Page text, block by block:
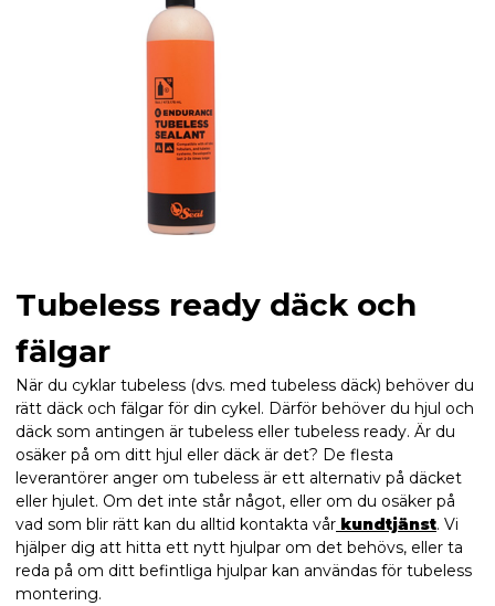
Tubeless ready däck och
fälgar
När du cyklar tubeless (dvs. med tubeless däck) behöver du
rätt däck och fälgar för din cykel. Därför behöver du hjul och
däck som antingen är tubeless eller tubeless ready. Är du
osäker på om ditt hjul eller däck är det? De flesta
leverantörer anger om tubeless är ett alternativ på däcket
eller hjulet. Om det inte står något, eller om du osäker på
vad som blir rätt kan du alltid kontakta vår kundtjänst. Vi
hjälper dig att hitta ett nytt hjulpar om det behövs, eller ta
reda på om ditt befintliga hjulpar kan användas för tubeless
montering.